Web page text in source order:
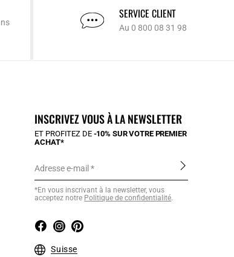
SERVICE CLIENT
Au 0 800 08 31 98
INSCRIVEZ VOUS À LA NEWSLETTER
ET PROFITEZ DE -10% SUR VOTRE PREMIER
ACHAT*
Adresse e-mail
*En vous inscrivant à la newsletter, vous
acceptez notre Politique de confidentialité.
Suisse